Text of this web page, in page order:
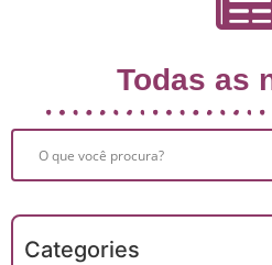
Todas as
Categories